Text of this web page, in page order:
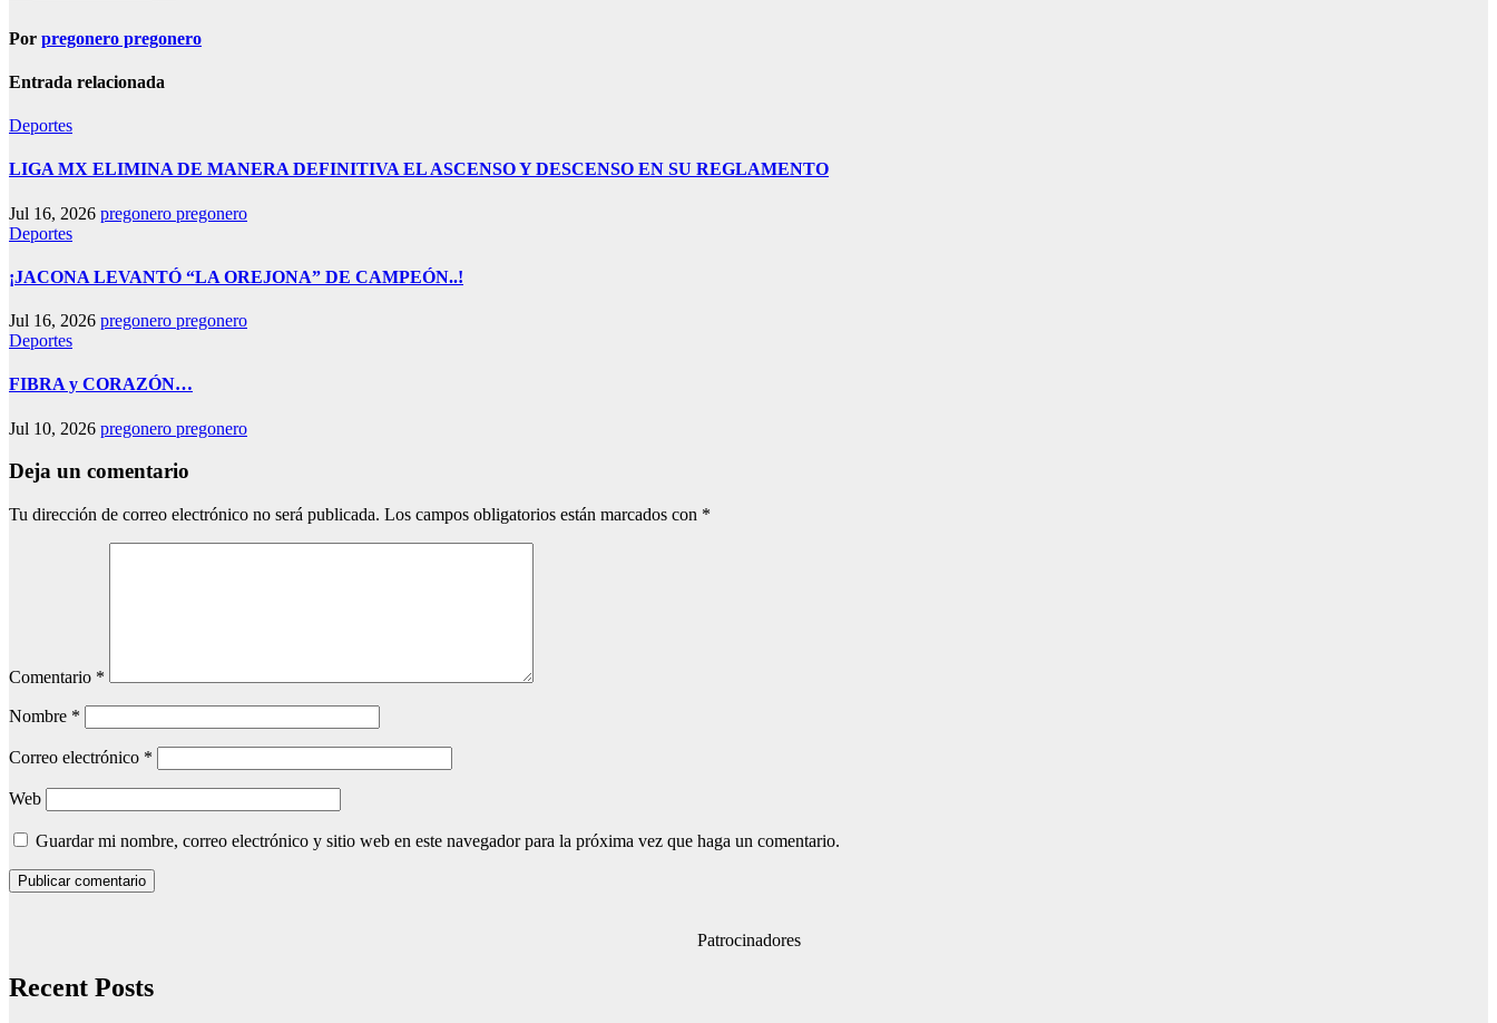
Por pregonero pregonero
Entrada relacionada
Deportes
LIGA MX ELIMINA DE MANERA DEFINITIVA EL ASCENSO Y DESCENSO EN SU REGLAMENTO
Jul 16, 2026 pregonero pregonero
Deportes
¡JACONA LEVANTÓ “LA OREJONA” DE CAMPEÓN..!
Jul 16, 2026 pregonero pregonero
Deportes
FIBRA y CORAZÓN…
Jul 10, 2026 pregonero pregonero
Deja un comentario
Tu dirección de correo electrónico no será publicada. Los campos obligatorios están marcados con *
Comentario *
Nombre *
Correo electrónico *
Web
Guardar mi nombre, correo electrónico y sitio web en este navegador para la próxima vez que haga un comentario.
Patrocinadores
Recent Posts